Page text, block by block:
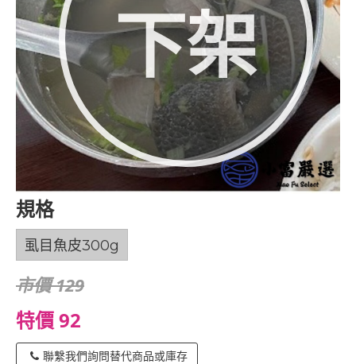
下架
規格
虱目魚皮300g
市價 129
特價 92
聯繫我們詢問替代商品或庫存